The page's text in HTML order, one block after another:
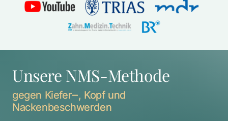
Unsere NMS-Methode
gegen Kiefer‒, Kopf
Nackenbeschwerden